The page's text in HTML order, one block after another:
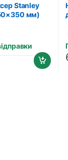
Stanley
мм)